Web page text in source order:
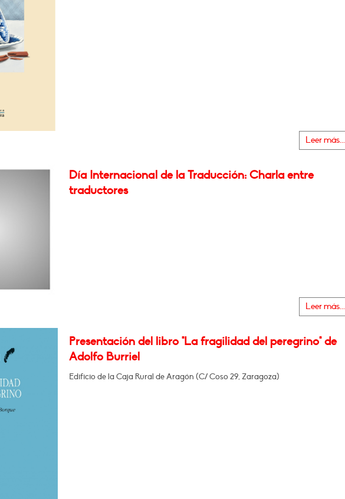
Leer más...
Día Internacional de la Traducción: Charla entre
traductores
Leer más...
Presentación del libro "La fragilidad del peregrino" de
Adolfo Burriel
Edificio de la Caja Rural de Aragón (C/ Coso 29, Zaragoza)